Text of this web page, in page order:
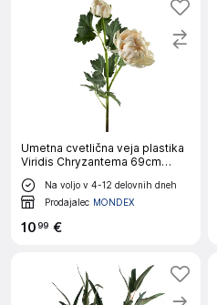
Umetna cvetlična veja plastika
Viridis Chryzantema 69cm
zelena 2 kos
Na voljo v 4-12 delovnih dneh
Prodajalec MONDEX
1099 €